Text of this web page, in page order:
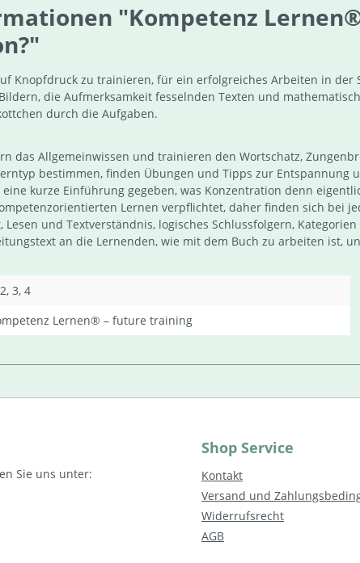
"Kompetenz
Knopfdruck zu trainieren, für ein erfolgreiches Arbeiten in
die Aufmerksamkeit fesselnden Texten und
durch die Aufgaben.
das Allgemeinwissen und trainieren den Wortschatz,
bestimmen, finden Übungen und Tipps zur
kurze Einführung gegeben, was Konzentration denn
Lernen verpflichtet, daher finden sich bei
Lesen und Textverständnis, logisches Schlussfolgern,
an die Lernenden, wie mit dem Buch zu arbeiten ist,
3, 4
Lernen® – future training
Sie uns unter:
Shop Service
Kontakt
Versand und
Widerrufsrecht
AGB